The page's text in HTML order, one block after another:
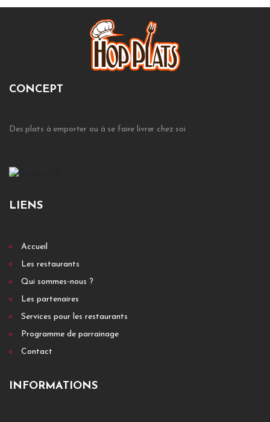
CONCEPT
Des plats à emporter ou à se faire livrer chez soi
LIENS
Accueil
Les restaurants
Qui sommes-nous ?
Les partenaires
Services pour les restaurants
Programme de parrainage
Contact
INFORMATIONS